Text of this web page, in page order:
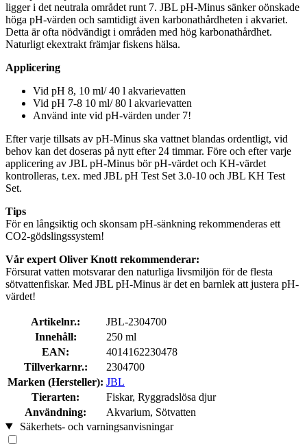
ligger i det neutrala området runt 7. JBL pH-Minus sänker oönskade
höga pH-värden och samtidigt även karbonathårdheten i akvariet.
Detta är ofta nödvändigt i områden med hög karbonathårdhet.
Naturligt ekextrakt främjar fiskens hälsa.
Applicering
Vid pH 8, 10 ml/ 40 l akvarievatten
Vid pH 7-8 10 ml/ 80 l akvarievatten
Använd inte vid pH-värden under 7!
Efter varje tillsats av pH-Minus ska vattnet blandas ordentligt, vid
behov kan det doseras på nytt efter 24 timmar. Före och efter varje
applicering av JBL pH-Minus bör pH-värdet och KH-värdet
kontrolleras, t.ex. med JBL pH Test Set 3.0-10 och JBL KH Test
Set.
Tips
För en långsiktig och skonsam pH-sänkning rekommenderas ett
CO2-gödslingssystem!
Vår expert Oliver Knott rekommenderar:
Försurat vatten motsvarar den naturliga livsmiljön för de flesta
sötvattenfiskar. Med JBL pH-Minus är det en barnlek att justera pH-
värdet!
Artikelnr.:
JBL-2304700
Innehåll:
250 ml
EAN:
4014162230478
Tillverkarnr.:
2304700
Marken (Hersteller): JBL
Tierarten:
Fiskar, Ryggradslösa djur
Användning:
Akvarium, Sötvatten
Säkerhets- och varningsanvisningar